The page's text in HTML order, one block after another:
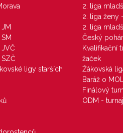
ligy starších
2. liga
2. liga ženy
2. liga
Český
Kvalifikační
žaček
Žákovská
Baráž o
Finálový
ODM -